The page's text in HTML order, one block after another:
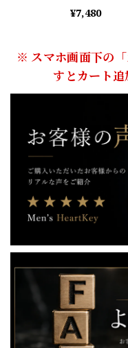
¥7,480
※ スマホ画面下の
すとカート追